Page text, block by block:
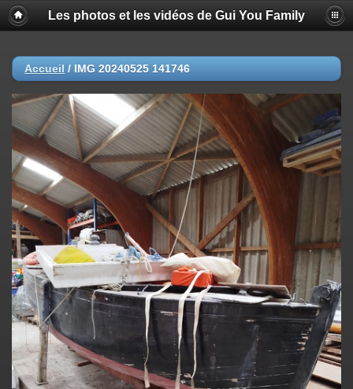
Les photos et les vidéos de Gui You Family
Accueil / IMG 20240525 141746